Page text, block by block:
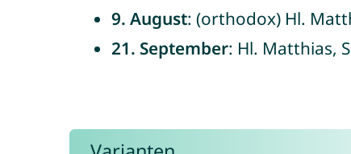
9. August: (orthodox) Hl.
21. September: Hl. Matthias,